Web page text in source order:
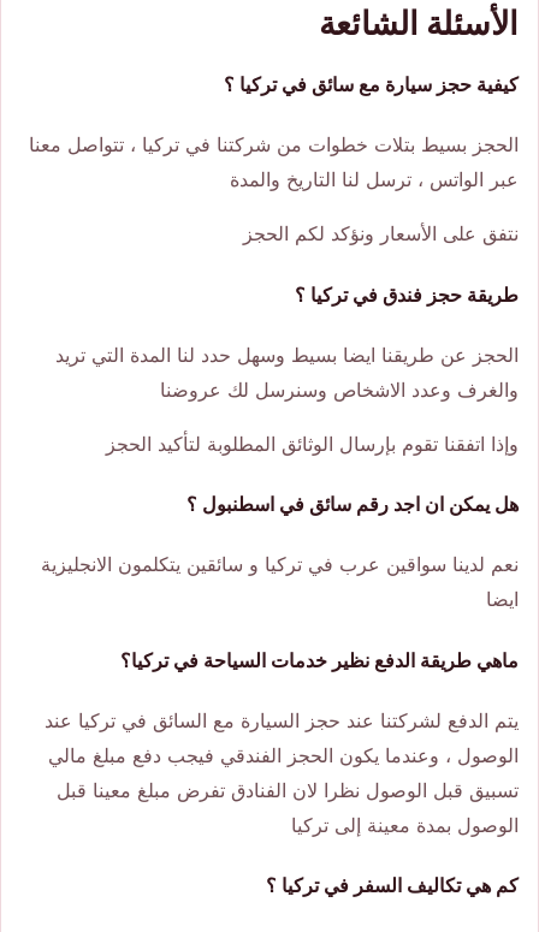
الأسئلة الشائعة
كيفية حجز سيارة مع سائق في تركيا ؟
الحجز بسيط بتلات خطوات من شركتنا في تركيا ، تتواصل معنا
عبر الواتس ، ترسل لنا التاريخ والمدة
نتفق على الأسعار ونؤكد لكم الحجز
طريقة حجز فندق في تركيا ؟
الحجز عن طريقنا ايضا بسيط وسهل حدد لنا المدة التي تريد
والغرف وعدد الاشخاص وسنرسل لك عروضنا
وإذا اتفقنا تقوم بإرسال الوثائق المطلوبة لتأكيد الحجز
هل يمكن ان اجد رقم سائق في اسطنبول ؟
نعم لدينا سواقين عرب في تركيا و سائقين يتكلمون الانجليزية
ايضا
ماهي طريقة الدفع نظير خدمات السياحة في تركيا؟
يتم الدفع لشركتنا عند حجز السيارة مع السائق في تركيا عند
الوصول ، وعندما يكون الحجز الفندقي فيجب دفع مبلغ مالي
تسبيق قبل الوصول نظرا لان الفنادق تفرض مبلغ معينا قبل
الوصول بمدة معينة إلى تركيا
كم هي تكاليف السفر في تركيا ؟